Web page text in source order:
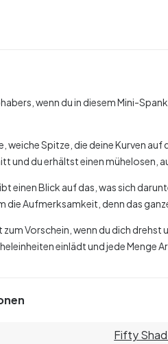
wenn du in diesem Mini-
Spitze, die deine Kurven auf
und du erhältst einen mühelosen,
einen Blick auf das, was sich
die Aufmerksamkeit, denn das
Vorschein, wenn du dich drehst
einlädt und jede Menge
Fifty